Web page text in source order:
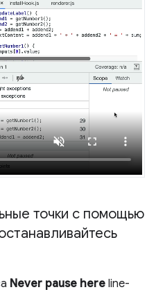
точки с помощью
Never pause here line-